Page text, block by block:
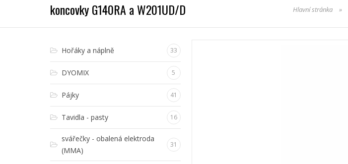
Hlavní stránka »
koncovky G140RA a W201UD/D
Hořáky a náplně 33
DYOMIX 5
Pájky 41
Tavidla - pasty 16
svářečky - obalená elektroda
(MMA)
31